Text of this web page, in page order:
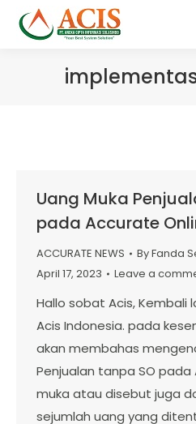
Uang Muka
pada Accurate
ACCURATE NEWS ByFanda
April 17, 2023
Leave a
Hallo sobat Acis, Kembali
Acis Indonesia. pada
akan membahas
Penjualan tanpa SO pada
muka atau disebut juga
sejumlah uang yang